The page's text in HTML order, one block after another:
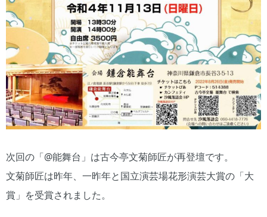
次回の「@能舞台」は古今亭文菊師匠が再登壇です。
文菊師匠は昨年、一昨年と国立演芸場花形演芸大賞の「大
賞」を受賞されました。